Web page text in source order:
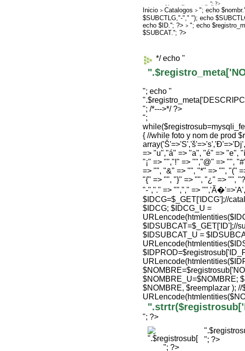
"; ?>
Ventas Empresa/ Gobierno
Ofertas
Envíos y Formas de Pago
Nosotros
Bolsa de Trabajo
Inicio >Catalogos >"; echo
$SUBCTLG,"-"," "); echo
echo $ID.''; ?>>"; echo
$SUBCAT.''; ?>
*/ echo "
"; echo "
"; /*--->*/ ?>
";
{ //while foto y nom de prod
=> "u","á" => "a", "é" => "e",
"¡" => "","!" => "","@" => "",
=> "", "&" => "", "*" => "", "("
"{" => "", "}" => "", "¿" => "",
"-","." => "","," =>
$IDCG=$_GET['IDCG'];//
$IDCG; $IDCG_U =
$IDSUBCAT=$_GET['ID'];//
$IDSUBCAT_U =
$NOMBRE_U=$NOMBRE;
$NOMBRE, $reemplazar );
"; ?>
"; ?>
"; ?>